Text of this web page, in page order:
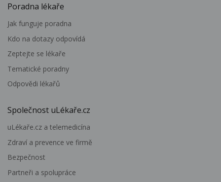
Poradna lékaře
Jak funguje poradna
Kdo na dotazy odpovídá
Zeptejte se lékaře
Tematické poradny
Odpovědi lékařů
Společnost uLékaře.cz
uLékaře.cz a telemedicína
Zdraví a prevence ve firmě
Bezpečnost
Partneři a spolupráce